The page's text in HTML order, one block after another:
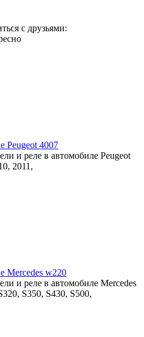
с друзьями:
Peugeot 4007
и реле в автомобиле Peugeot
2011,
Mercedes w220
и реле в автомобиле Mercedes
S350, S430, S500,